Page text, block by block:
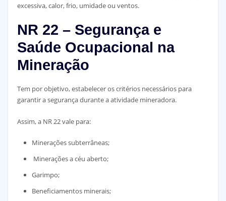
excessiva, calor, frio, umidade ou ventos.
NR 22 – Segurança e
Saúde Ocupacional na
Mineração
Tem por objetivo, estabelecer os critérios necessários para
garantir a segurança durante a atividade mineradora.
Assim, a NR 22 vale para:
Minerações subterrâneas;
Minerações a céu aberto;
Garimpo;
Beneficiamentos minerais;